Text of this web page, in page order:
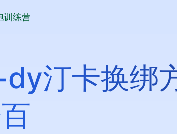
训练营
汀卡换绑